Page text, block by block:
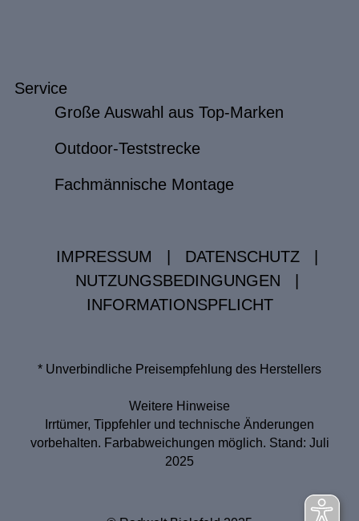
Service
Große Auswahl aus Top-Marken
Outdoor-Teststrecke
Fachmännische Montage
IMPRESSUM DATENSCHUTZ
NUTZUNGSBEDINGUNGEN
INFORMATIONSPFLICHT
* Unverbindliche Preisempfehlung des Herstellers
Weitere Hinweise
Irrtümer, Tippfehler und technische Änderungen
vorbehalten. Farbabweichungen möglich. Stand: Juli
2025